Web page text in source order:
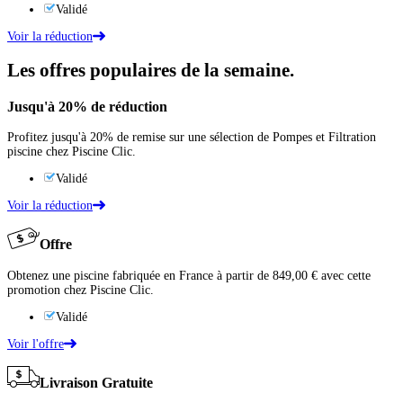
Validé
Voir la réduction
Les offres populaires de la semaine.
Jusqu'à 20% de réduction
Profitez jusqu'à 20% de remise sur une sélection de Pompes et Filtration
piscine chez Piscine Clic.
Validé
Voir la réduction
Offre
Obtenez une piscine fabriquée en France à partir de 849,00 € avec cette
promotion chez Piscine Clic.
Validé
Voir l'offre
Livraison Gratuite